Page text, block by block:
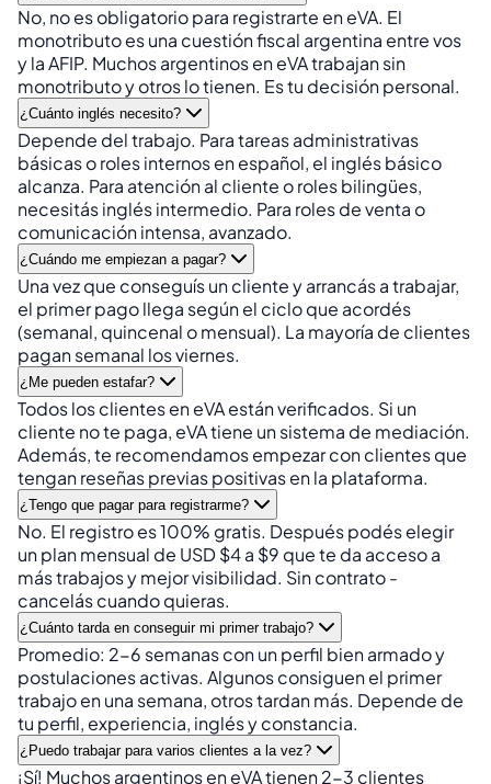
No, no es obligatorio para registrarte en eVA. El
monotributo es una cuestión fiscal argentina entre vos
y la AFIP. Muchos argentinos en eVA trabajan sin
monotributo y otros lo tienen. Es tu decisión personal.
¿Cuánto inglés necesito?
Depende del trabajo. Para tareas administrativas
básicas o roles internos en español, el inglés básico
alcanza. Para atención al cliente o roles bilingües,
necesitás inglés intermedio. Para roles de venta o
comunicación intensa, avanzado.
¿Cuándo me empiezan a pagar?
Una vez que conseguís un cliente y arrancás a trabajar,
el primer pago llega según el ciclo que acordés
(semanal, quincenal o mensual). La mayoría de clientes
pagan semanal los viernes.
¿Me pueden estafar?
Todos los clientes en eVA están verificados. Si un
cliente no te paga, eVA tiene un sistema de mediación.
Además, te recomendamos empezar con clientes que
tengan reseñas previas positivas en la plataforma.
¿Tengo que pagar para registrarme?
No. El registro es 100% gratis. Después podés elegir
un plan mensual de USD $4 a $9 que te da acceso a
más trabajos y mejor visibilidad. Sin contrato -
cancelás cuando quieras.
¿Cuánto tarda en conseguir mi primer trabajo?
Promedio: 2-6 semanas con un perfil bien armado y
postulaciones activas. Algunos consiguen el primer
trabajo en una semana, otros tardan más. Depende de
tu perfil, experiencia, inglés y constancia.
¿Puedo trabajar para varios clientes a la vez?
¡Sí! Muchos argentinos en eVA tienen 2-3 clientes